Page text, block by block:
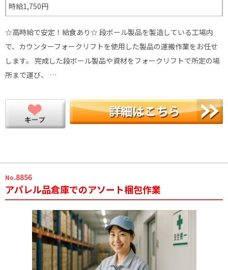
時給1,750円
☆高時給で安定！給食あり☆ 段ボール製品を製造している工場内
で、カウンターフォークリフトを使用した製品の運搬作業をお任せ
します。 完成した段ボール製品や資材をフォークリフトで所定の場
所まで運び、 …
No.8856
アパレル品倉庫でのアソート梱包作業